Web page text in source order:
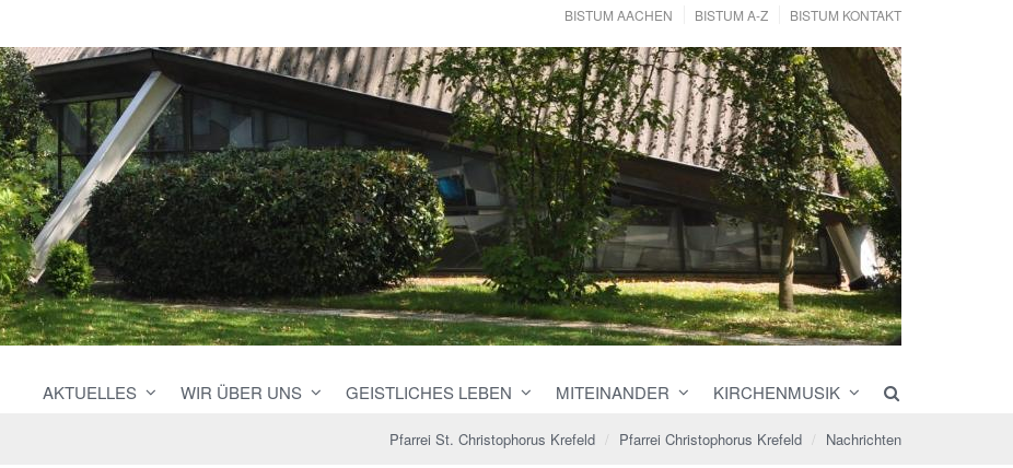
BISTUM AACHEN BISTUM A-Z BISTUM KONTAKT
AKTUELLES WIR ÜBER UNS GEISTLICHES LEBEN MITEINANDER KIRCHENMUSIK
Pfarrei St. Christophorus Krefeld Pfarrei Christophorus Krefeld Nachrichten